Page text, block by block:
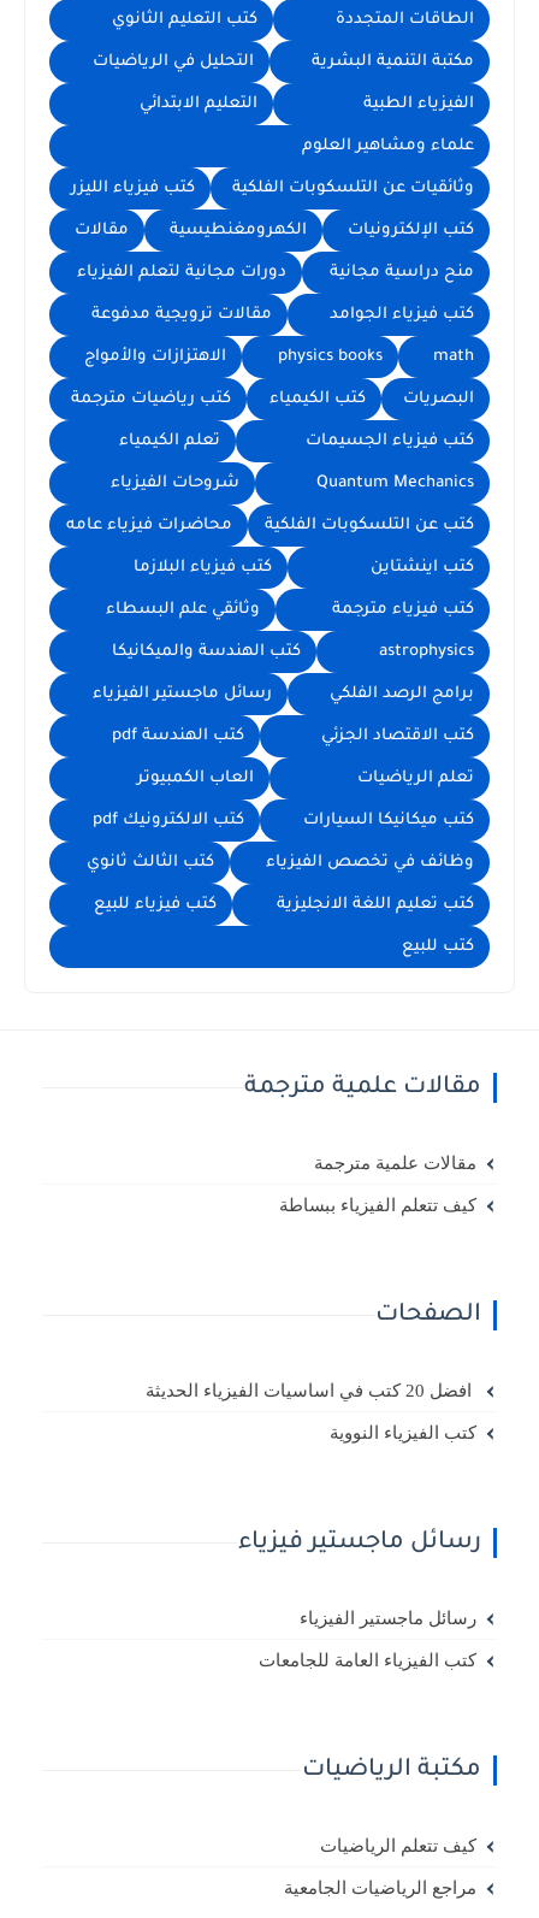
الطاقات المتجددة كتب التعليم الثانوي
مكتبة التنمية البشرية التحليل في الرياضيات
الفيزياء الطبية التعليم الابتدائي
علماء ومشاهير العلوم
وثائقيات عن التلسكوبات الفلكية كتب فيزياء الليزر
كتب الإلكترونيات الكهرومغنطيسية مقالات
منح دراسية مجانية دورات مجانية لتعلم الفيزياء
كتب فيزياء الجوامد مقالات ترويجية مدفوعة
math
physics books الاهتزازات والأمواج
البصريات كتب الكيمياء كتب رياضيات مترجمة
كتب فيزياء الجسيمات تعلم الكيمياء
Quantum Mechanics شروحات الفيزياء
كتب عن التلسكوبات الفلكية محاضرات فيزياء عامه
كتب اينشتاين كتب فيزياء البلازما
كتب فيزياء مترجمة وثائقي علم البسطاء
astrophysics كتب الهندسة والميكانيكا
برامج الرصد الفلكي رسائل ماجستير الفيزياء
كتب الاقتصاد الجزئي كتب الهندسة pdf
تعلم الرياضيات العاب الكمبيوتر
كتب ميكانيكا السيارات كتب الالكترونيك pdf
وظائف في تخصص الفيزياء كتب الثالث ثانوي
كتب تعليم اللغة الانجليزية كتب فيزياء للبيع
كتب للبيع
مقالات علمية مترجمة
مقالات علمية مترجمة
كيف تتعلم الفيزياء ببساطة
الصفحات
افضل 20 كتب في اساسيات الفيزياء الحديثة
كتب الفيزياء النووية
رسائل ماجستير فيزياء
رسائل ماجستير الفيزياء
كتب الفيزياء العامة للجامعات
مكتبة الرياضيات
كيف تتعلم الرياضيات
مراجع الرياضيات الجامعية